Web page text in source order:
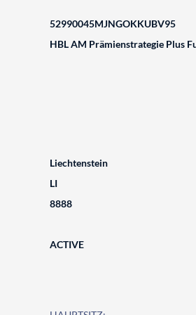
52990045MJNGOKKUBV95
HBL AM Prämienstrategie Plus
Liechtenstein
LI
8888
ACTIVE